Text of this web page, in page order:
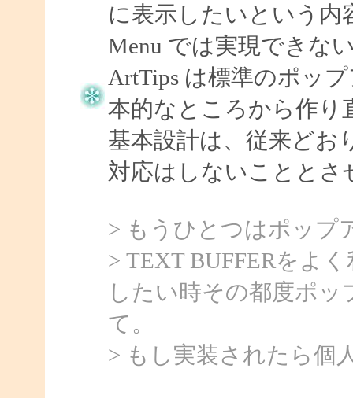
に表示したいという内
Menu では実現できな
ArtTips は標準のポッ
本的なところから作り
基本設計は、従来どお
対応はしないこととさ
> もうひとつはポップ
> TEXT BUFFERをよ
したい時その都度ポ
て。
> もし実装されたら個